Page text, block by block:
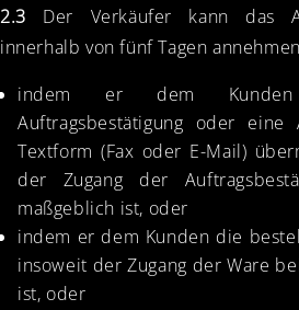
2.3 Der Verkäufer kann das
innerhalb von fünf Tagen
indem er dem
Auftragsbestätigung oder eine
Textform (Fax oder E-Mail)
der Zugang der
maßgeblich ist, oder
indem er dem Kunden die
insoweit der Zugang der Ware
ist, oder